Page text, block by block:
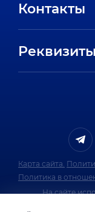
Контакты
Реквизиты
Карта сайта.
Политика в
На сайте